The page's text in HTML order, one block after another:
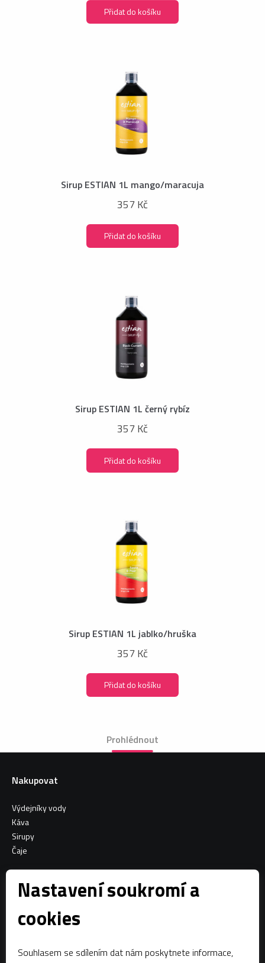
Nastavení soukromí a
cookies
Souhlasem se sdílením dat nám poskytnete informace,
Přidat do košíku
Sirup ESTIAN 1L mango/maracuja
357 Kč
Přidat do košíku
Sirup ESTIAN 1L černý rybíz
357 Kč
Přidat do košíku
Sirup ESTIAN 1L jablko/hruška
357 Kč
Přidat do košíku
Prohlédnout
Nakupovat
Výdejníky vody
Káva
Sirupy
Čaje
Facebook